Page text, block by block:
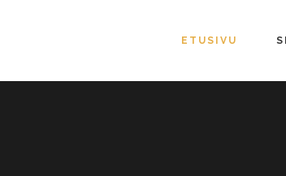
ETUSIVU